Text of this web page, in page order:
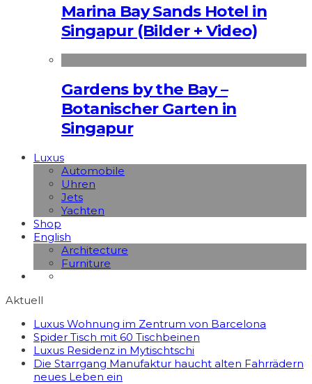
Marina Bay Sands Hotel in
Singapur (Bilder + Video)
Gardens by the Bay –
Botanischer Garten in
Singapur
Luxus
Automobile
Uhren
Jets
Yachten
Shop
English
Architecture
Furniture
Aktuell
Luxus Wohnung im Zentrum von Barcelona
Spider Tisch mit 60 Tischbeinen
Luxus Residenz in Mytischtschi
Die Starrgang Manufaktur haucht alten Fahrrädern
neues Leben ein